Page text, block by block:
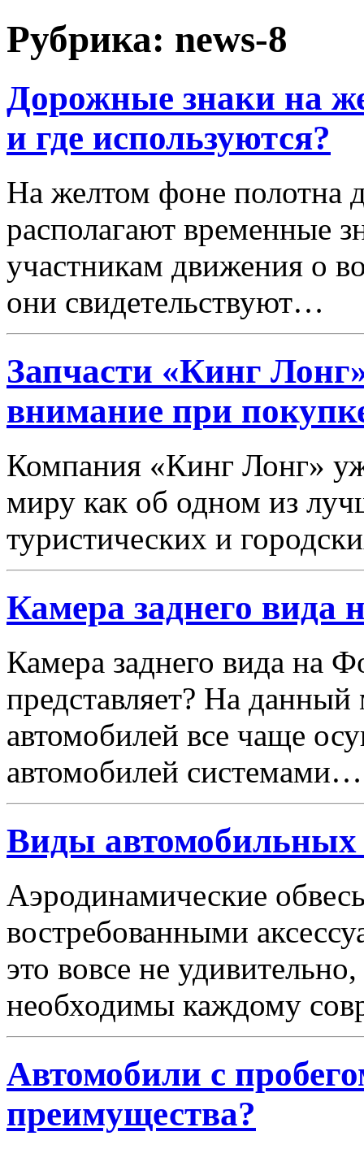
Рубрика: news-8
Дорожные знаки на
и где используются?
На желтом фоне полотна
располагают временные
участникам движения о
они свидетельствуют…
Запчасти «Кинг
внимание при
Компания «Кинг Лонг»
миру как об одном из
туристических и
Камера заднего вида
Камера заднего вида на
представляет? На
автомобилей все чаще
автомобилей системами…
Виды автомобильных
Аэродинамические
востребованными
это вовсе не
необходимы каждому
Автомобили с
преимущества?